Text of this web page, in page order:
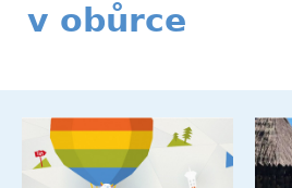
v obůrce